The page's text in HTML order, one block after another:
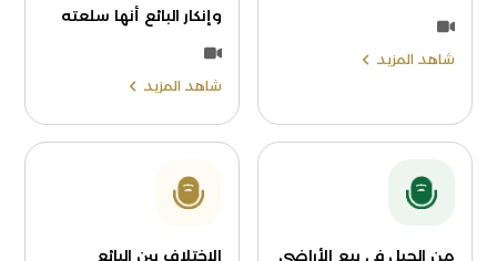
شاهد المزيد
وإنكار البائع أنها سلعته
شاهد المزيد
من الحيل في بيع الأراضي
الاختلاف بين البائع